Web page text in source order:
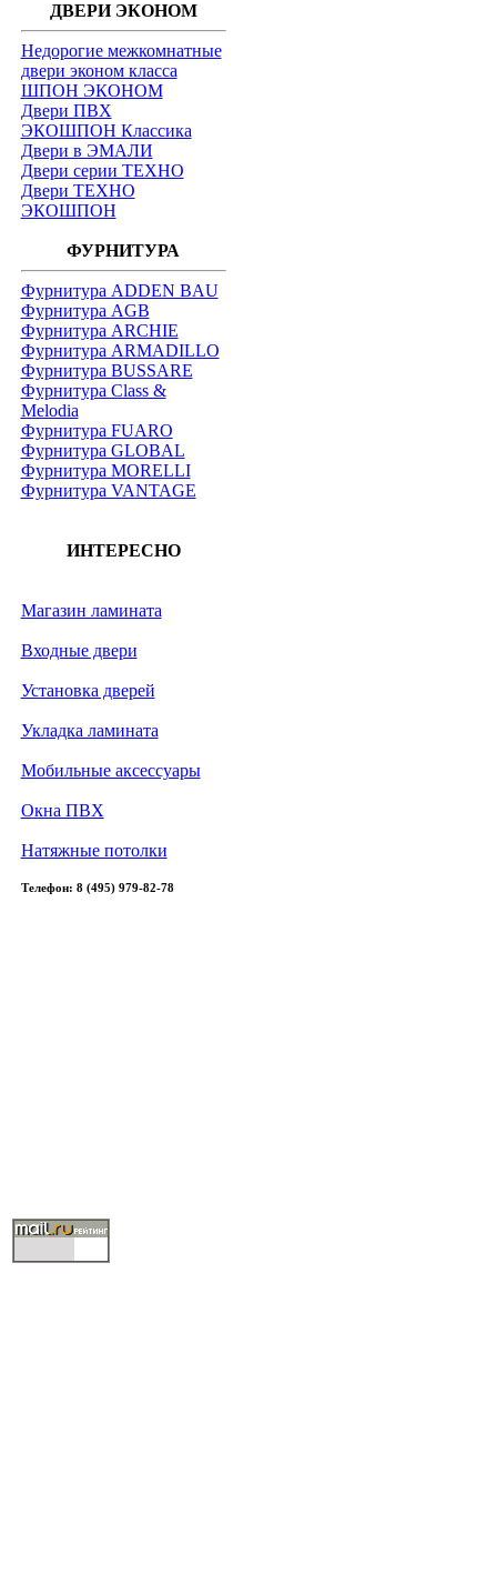
ДВЕРИ ЭКОНОМ
Недорогие межкомнатные
двери эконом класса
ШПОН ЭКОНОМ
Двери ПВХ
ЭКОШПОН Классика
Двери в ЭМАЛИ
Двери серии ТЕХНО
Двери ТЕХНО
ЭКОШПОН
ФУРНИТУРА
Фурнитура ADDEN BAU
Фурнитура AGB
Фурнитура ARCHIE
Фурнитура ARMADILLO
Фурнитура BUSSARE
Фурнитура Class &
Melodia
Фурнитура FUARO
Фурнитура GLOBAL
Фурнитура MORELLI
Фурнитура VANTAGE
ИНТЕРЕСНО
Магазин ламината
Входные двери
Установка дверей
Укладка ламината
Мобильные аксессуары
Окна ПВХ
Натяжные потолки
Телефон: 8 (495) 979-82-78